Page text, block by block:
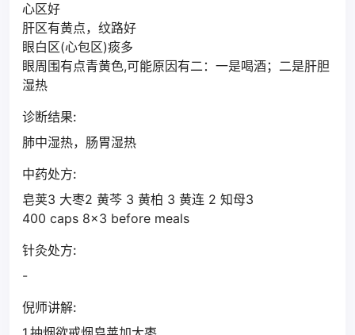
心区好
肝区有黄点，纹路好
眼白区(心包区)痰多
眼周围有点青黄色,可能原因有二：一是喝酒；二是肝胆
湿热
诊断结果:
肺中湿热，肠胃湿热
中药处方:
皂荚3 大枣2 黄芩 3 黄柏 3 黄连 2 知母3
400 caps 8x3 before meals
针灸处方:
-
倪师讲解: